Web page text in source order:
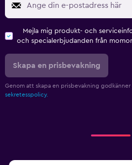
Mejla mig produkt- och
och specialerbjudanden från
Skapa en prisbevakning
Genom att skapa en prisbevakning godkänner
sekretesspolicy.